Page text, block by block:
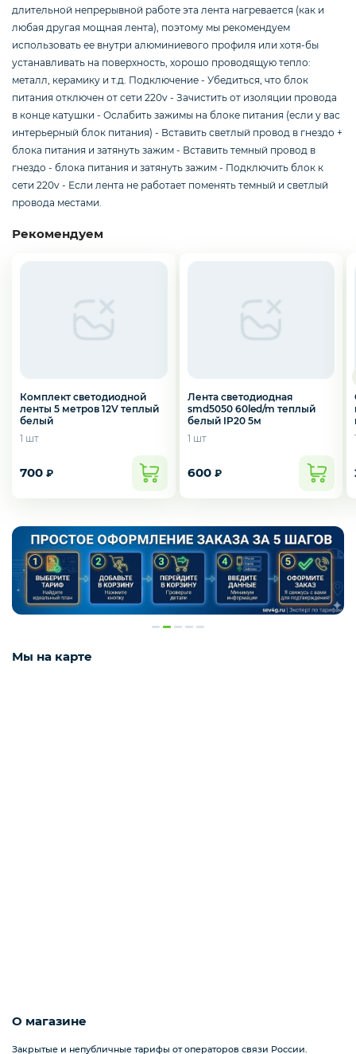
Электроника
Комплектующие ПК
длительной непрерывной работе эта лента нагревается (как и
любая другая мощная лента), поэтому мы рекомендуем
использовать ее внутри алюминиевого профиля или хотя-бы
устанавливать на поверхность, хорошо проводящую тепло:
металл, керамику и т.д. Подключение - Убедиться, что блок
питания отключен от сети 220v - Зачистить от изоляции провода
в конце катушки - Ослабить зажимы на блоке питания (если у вас
интерьерный блок питания) - Вставить светлый провод в гнездо +
блока питания и затянуть зажим - Вставить темный провод в
гнездо - блока питания и затянуть зажим - Подключить блок к
сети 220v - Если лента не работает поменять темный и светлый
провода местами.
Рекомендуем
Комплект светодиодной
ленты 5 метров 12V теплый
белый
1 шт
700 ₽
Лента светодиодная
smd5050 60led/m теплый
белый IP20 5м
1 шт
600 ₽
Мы на карте
О магазине
Закрытые и непубличные тарифы от операторов связи России.